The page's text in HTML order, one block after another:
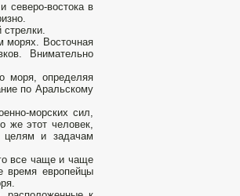
северо-востока в
морях. Восточная
Внимательно
моря, определяя
по Аральскому
морских сил,
же этот человек,
целям и задачам
все чаще и чаще
время европейцы